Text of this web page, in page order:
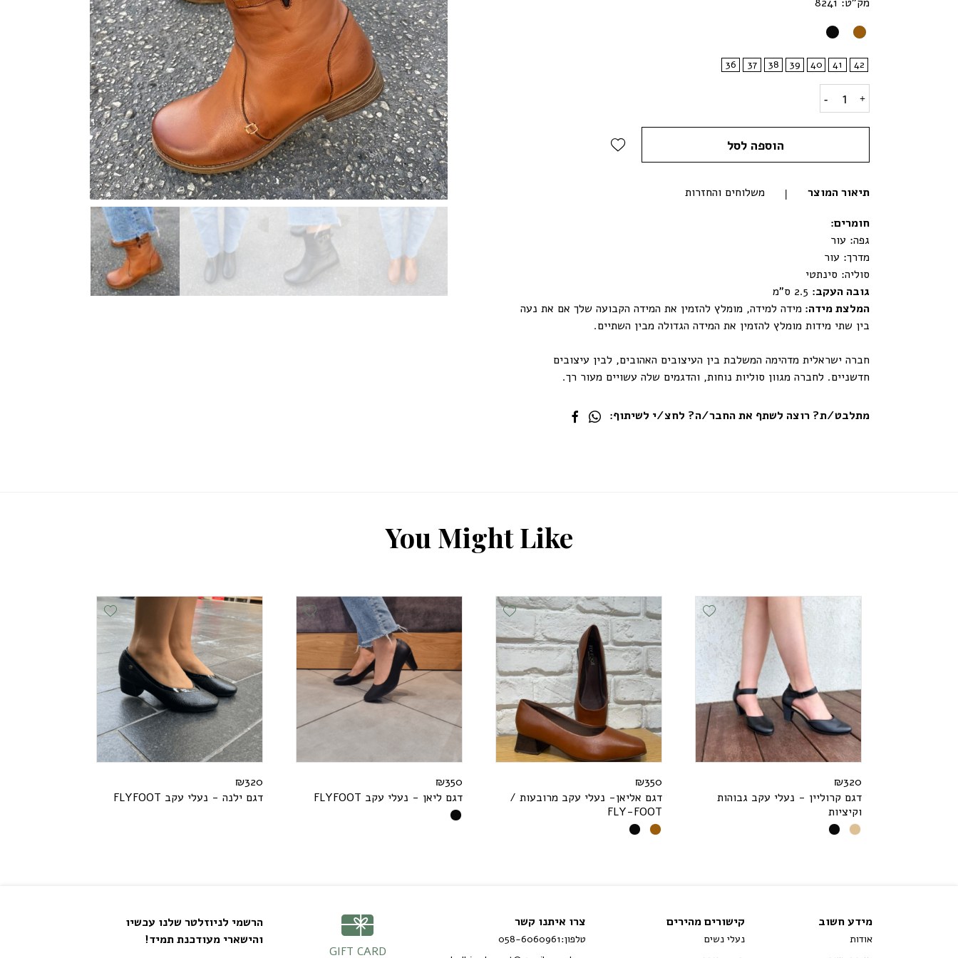
36 37 38 39 40 41 42
דגם תהל- מגפי נשים עם חגורת אבזם quantity
הוספה לסל Add Wishlist
תיאור המוצר
משלוחים והחזרות
חומרים:
גפה: עור
מדרך: עור
סוליה: סינתטי
גובה העקב:
המלצת מידה: מידה למידה, מומלץ להזמין את המידה הקבועה שלך אם את נעה
בין שתי מידות מומלץ להזמין את המידה הגדולה מבין השתיים.
חברה ישראלית מדהימה המשלבת בין העיצובים האהובים, לבין עיצובים
חדשניים. לחברה מגוון סוליות נוחות, והדגמים שלה עשויים מעור רך.
מתלבט/ת? רוצה לשתף את החבר/ה? לחצ/י לשיתוף:
You Might Like
Add Wishlist
₪320
דגם קרוליין - נעלי עקב גבוהות
וקיציות
Add Wishlist
₪350
דגם אליאן- נעלי עקב מרובעות /
FLY-FOOT
Add Wishlist
₪350
דגם ליאן - נעלי עקב
FLYFOOT
Add Wishlist
₪320
דגם ילנה - נעלי עקב
FLYFOOT
מידע חשוב
אודות
קישורים מהירים
נעלי נשים
צרו איתנו קשר
טלפון:058-6060961
GIFT CARD
הרשמי לניוזלטר שלנו עכשיו
והישארי מעודכנת תמיד!